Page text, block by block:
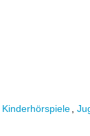
Kinderhörspiele